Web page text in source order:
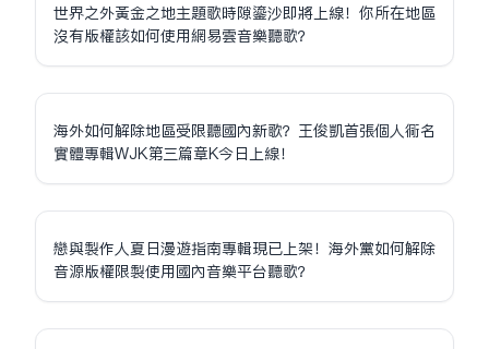
世界之外黃金之地主題歌時隙鎏沙即將上線！你所在地區
沒有版權該如何使用網易雲音樂聽歌？
海外如何解除地區受限聽國內新歌？王俊凱首張個人同名
實體專輯WJK第三篇章K今日上線！
戀與製作人夏日漫遊指南專輯現已上架！海外黨如何解除
音源版權限制使用國內音樂平台聽歌？